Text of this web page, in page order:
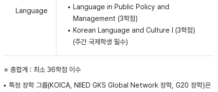
Language
Language in Public Policy and
Management (3학점)
Korean Language and Culture I (3학점)
(주간 국제학생 필수)
※ 총합계 : 최소 36학점 이수
특정 장학 그룹(KOICA, NIIED GKS Global Network 장학, G20 장학)은